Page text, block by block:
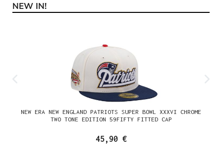
Produktgalerie überspringen
NEW IN!
NEW ERA NEW ENGLAND PATRIOTS SUPER BOWL XXXVI CHROME
TWO TONE EDITION 59FIFTY FITTED CAP
45,90 €